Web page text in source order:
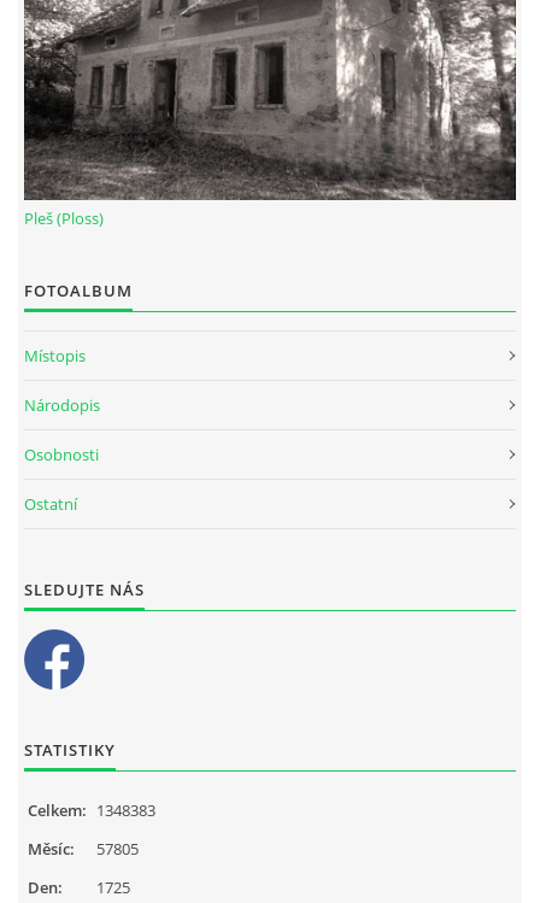
Pleš (Ploss)
FOTOALBUM
Místopis
Národopis
Osobnosti
Ostatní
SLEDUJTE NÁS
STATISTIKY
Celkem: 1348383
Měsíc:
57805
Den:
1725